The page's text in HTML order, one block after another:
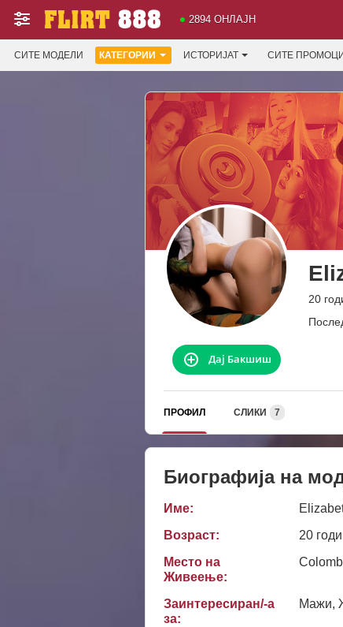
2894 ОНЛАЈН
СИТЕ МОДЕЛИ КАТЕГОРИИ ИСТОРИЈАТ СИТЕ
20
Дај Бакшиш
ПРОФИЛ СЛИКИ 7
Биографија на
Име:
Возраст:
20
Место на
Живеење:
Заинтересиран/-а
за:
Мажи,